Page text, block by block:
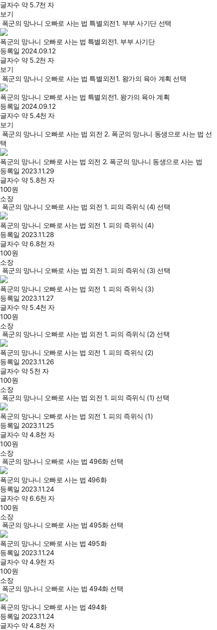
글자수 약 5.7천 자
보기
폭군의 망나니 오빠로 사는 법 특별외전1. 부부 사기단 선택
폭군의 망나니 오빠로 사는 법 특별외전1. 부부 사기단
등록일 2024.09.12
글자수 약 5.2천 자
보기
폭군의 망나니 오빠로 사는 법 특별외전1. 왕가의 육아 계획 선택
폭군의 망나니 오빠로 사는 법 특별외전1. 왕가의 육아 계획
등록일 2024.09.12
글자수 약 5.4천 자
보기
폭군의 망나니 오빠로 사는 법 외전 2. 폭군의 망나니 동생으로 사는 법 선
택
폭군의 망나니 오빠로 사는 법 외전 2. 폭군의 망나니 동생으로 사는 법
등록일 2023.11.29
글자수 약 5.8천 자
100원
소장
폭군의 망나니 오빠로 사는 법 외전 1. 피의 즉위식 (4) 선택
폭군의 망나니 오빠로 사는 법 외전 1. 피의 즉위식 (4)
등록일 2023.11.28
글자수 약 6.8천 자
100원
소장
폭군의 망나니 오빠로 사는 법 외전 1. 피의 즉위식 (3) 선택
폭군의 망나니 오빠로 사는 법 외전 1. 피의 즉위식 (3)
등록일 2023.11.27
글자수 약 5.4천 자
100원
소장
폭군의 망나니 오빠로 사는 법 외전 1. 피의 즉위식 (2) 선택
폭군의 망나니 오빠로 사는 법 외전 1. 피의 즉위식 (2)
등록일 2023.11.26
글자수 약 5천 자
100원
소장
폭군의 망나니 오빠로 사는 법 외전 1. 피의 즉위식 (1) 선택
폭군의 망나니 오빠로 사는 법 외전 1. 피의 즉위식 (1)
등록일 2023.11.25
글자수 약 4.8천 자
100원
소장
폭군의 망나니 오빠로 사는 법 496화 선택
폭군의 망나니 오빠로 사는 법 496화
등록일 2023.11.24
글자수 약 6.6천 자
100원
소장
폭군의 망나니 오빠로 사는 법 495화 선택
폭군의 망나니 오빠로 사는 법 495화
등록일 2023.11.24
글자수 약 4.9천 자
100원
소장
폭군의 망나니 오빠로 사는 법 494화 선택
폭군의 망나니 오빠로 사는 법 494화
등록일 2023.11.24
글자수 약 4.8천 자